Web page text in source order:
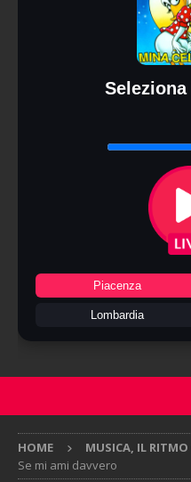
Piacenza
Lombardia
HOME MUSICA, IL RITMO
Se mi ami davvero